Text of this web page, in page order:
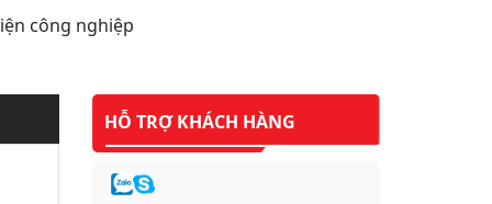
công nghiệp
HỖ TRỢ KHÁCH HÀNG